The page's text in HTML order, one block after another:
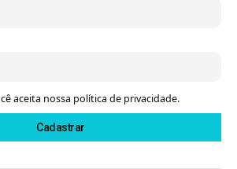
aceita nossa política de privacidade.